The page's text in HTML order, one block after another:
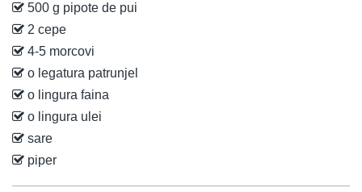
500 g pipote de pui
2 cepe
4-5 morcovi
o legatura patrunjel
o lingura faina
o lingura ulei
sare
piper